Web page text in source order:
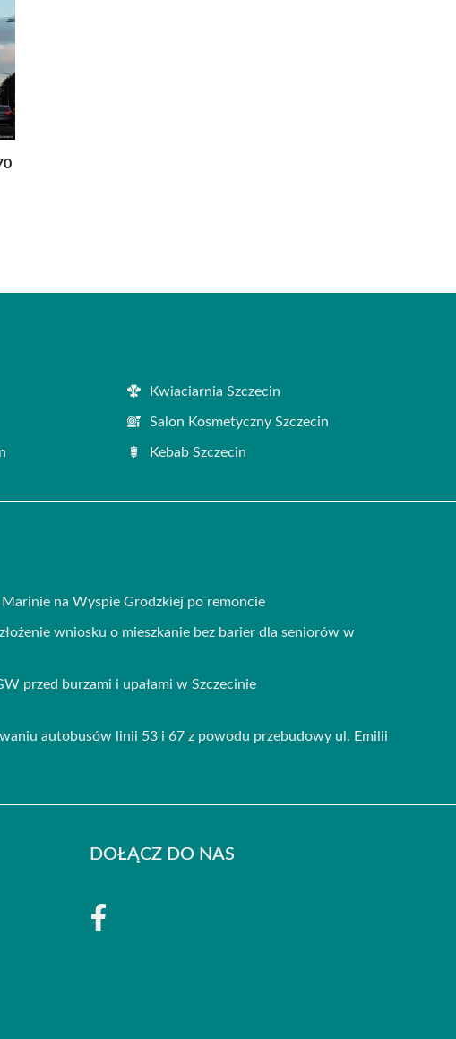
Kwiaciarnia Szczecin
Salon Kosmetyczny Szczecin
Kebab Szczecin
na Wyspie Grodzkiej po remoncie
wniosku o mieszkanie bez barier dla seniorów w
przed burzami i upałami w Szczecinie
autobusów linii 53 i 67 z powodu przebudowy ul. Emilii
DOŁĄCZ DO NAS